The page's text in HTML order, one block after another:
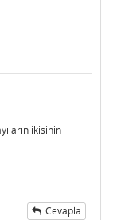
ikisinin
Cevapla